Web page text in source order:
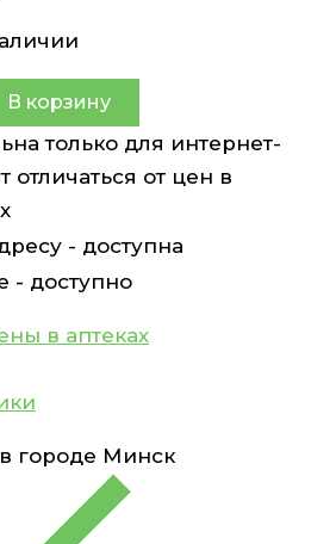
В корзину
только для интернет-
отличаться от цен в
- доступна
- доступно
в аптеках
городе Минск